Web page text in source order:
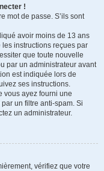
!
mot de passe. S’ils sont
avoir moins de 13 ans
les instructions reçues par
que toute nouvelle
par un administrateur avant
est indiquée lors de
ses instructions.
vous ayez fourni une
un filtre anti-spam. Si
un administrateur.
vérifiez que votre